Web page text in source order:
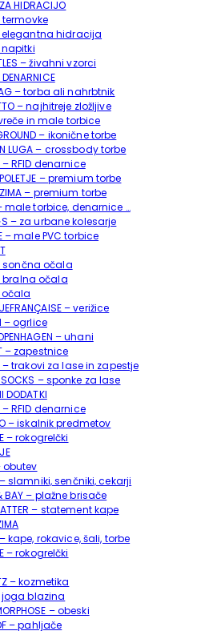
HIDRACIJO
termovke
elegantna hidracija
napitki
– živahni vzorci
– torba ali nahrbtnik
– najhitreje zložljive
in male torbice
– ikonične torbe
LUGA – crossbody torbe
– RFID denarnice
– premium torbe
– premium torbe
male torbice, denarnice …
– za urbane kolesarje
– male PVC torbice
sončna očala
bralna očala
očala
– verižice
– ogrlice
– uhani
– zapestnice
– trakovi za lase in zapestje
SOCKS – sponke za lase
DODATKI
– RFID denarnice
– iskalnik predmetov
– rokogrelčki
obutev
– slamniki, senčniki, cekarji
BAY – plažne brisače
– statement kape
kape, rokavice, šali, torbe
– rokogrelčki
– kozmetika
joga blazina
– obeski
– pahljače